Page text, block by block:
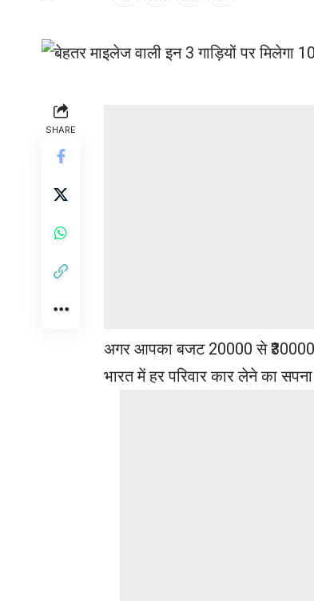
SHARE
अगर आपका बजट 20000 से
भारत में हर परिवार कार लेने का